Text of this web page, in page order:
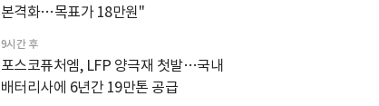
본격화…목표가 18만원"
9시간 후
포스코퓨처엠, LFP 양극재 첫발…국내
배터리사에 6년간 19만톤 공급